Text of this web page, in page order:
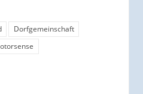
Dorfgemeinschaft